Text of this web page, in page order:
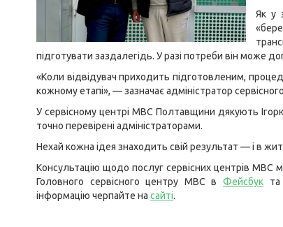
Як у
підготувати заздалегідь. У разі потреби він може
«Коли відвідувач приходить підготовленим,
кожному етапі», — зазначає адміністратор
У сервісному центрі МВС Полтавщини дякують
точно перевірені адміністраторами.
Нехай кожна ідея знаходить свій результат — і в
Консультацію щодо послуг сервісних центрів МВС
Головного сервісного центру МВС вФейсбук
інформацію черпайте на сайті.